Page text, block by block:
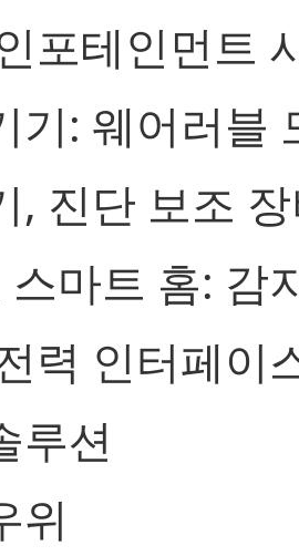
포테인먼트
기: 웨어러블
, 진단 보조
마트 홈: 감
력 인터페이
루션
위